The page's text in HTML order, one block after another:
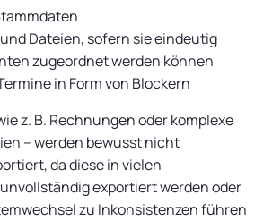
Dateien, sofern sie eindeutig
zugeordnet werden können
in Form von Blockern
z. B. Rechnungen oder komplexe
– werden bewusst nicht
da diese in vielen
exportiert werden oder
zu Inkonsistenzen führen